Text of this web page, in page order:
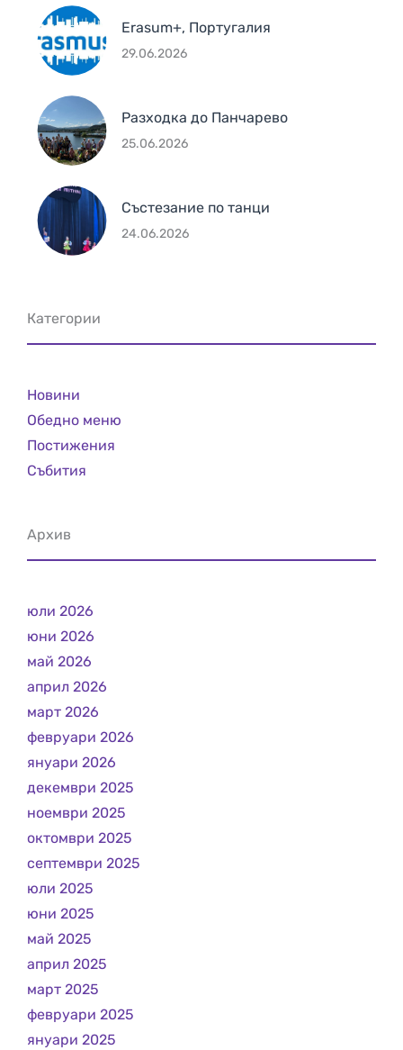
Erasum+, Португалия
29.06.2026
Разходка до Панчарево
25.06.2026
Състезание по танци
24.06.2026
Категории
Новини
Обедно меню
Постижения
Събития
Архив
юли 2026
юни 2026
май 2026
април 2026
март 2026
февруари 2026
януари 2026
декември 2025
ноември 2025
октомври 2025
септември 2025
юли 2025
юни 2025
май 2025
април 2025
март 2025
февруари 2025
януари 2025